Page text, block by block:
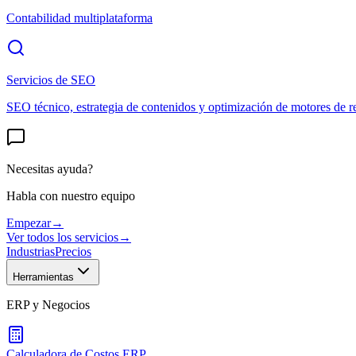
Contabilidad multiplataforma
Servicios de SEO
SEO técnico, estrategia de contenidos y optimización de motores de
Necesitas ayuda?
Habla con nuestro equipo
Empezar→
Ver todos los servicios→
IndustriasPrecios
Herramientas
ERP y Negocios